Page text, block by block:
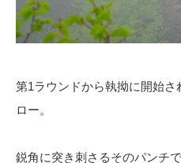
第1ラウンドから執拗に開始
ロー。
鋭角に突き刺さるそのパンチ